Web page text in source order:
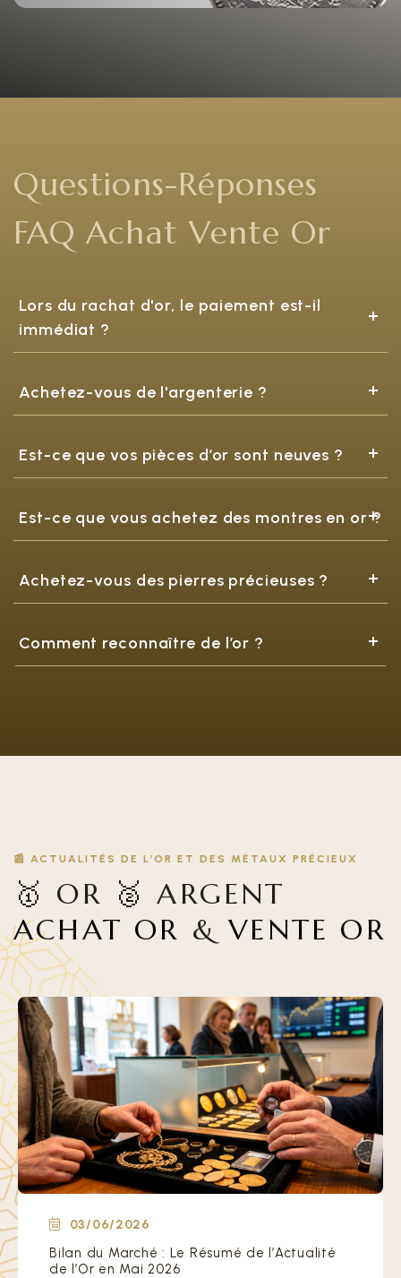
Questions-Réponses
FAQ Achat Vente Or
Lors du rachat d'or, le paiement est-il
immédiat ?
Achetez-vous de l'argenterie ?
Est-ce que vos pièces d’or sont neuves ?
Est-ce que vous achetez des montres en or ?
Achetez-vous des pierres précieuses ?
Comment reconnaître de l’or ?
📰 ACTUALITÉS DE L’OR ET DES MÉTAUX PRÉCIEUX
🥇 OR 🥈 ARGENT
ACHAT OR &VENTE OR
03/06/2026
Bilan du Marché : Le Résumé de l’Actualité
de l’Or en Mai 2026